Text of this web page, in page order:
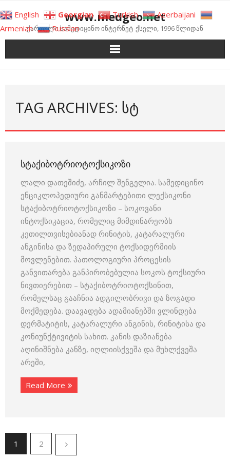
to
content
www.medgeo.net
ქართული სამედიცინო ინტერნეტ-ქსელი, 1996 წლიდან
TAG ARCHIVES: ᲡᲢ
ᲡᲢᲐᲥᲘᲑᲝᲢᲠᲘᲝᲢᲝᲥᲡᲘᲙᲝᲖᲘ
ლალი დათეშიძე, არჩილ შენგელია. სამედიცინო
ენციკლოპედიური განმარტებითი ლექსიკონი
სტაქიბოტრიოტოქსიკოზი – სოკოვანი
ინტოქსიკაცია, რომელიც მიმდინარეობს
კეთილთვისებიანად რინიტის, კატარალური
ანგინისა და ზედაპირული ტოქსიდერმიის
მოვლენებით. პათოლოგიური პროცესის
განვითარება განპირობებულია სოკოს ტოქსიური
ნივთიერებით – სტაქიბოტრიოტოქსინით,
რომელსაც გააჩნია ადგილობრივი და ზოგადი
მოქმედება. დაავადება ადამიანებში ვლინდება
დერმატიტის, კატარალური ანგინის, რინიტისა და
კონიუნქტივიტის სახით. კანის დაზიანება
აღინიშნება კანზე, იღლიისქვეშა და მუხლქვეშა
არეში,
Read More
1 2
English Georgian Turkish
Azerbaijani
Armenian
Russian